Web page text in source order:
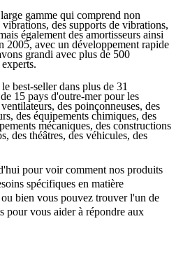
gamme qui comprend non
des supports de vibrations,
également des amortisseurs ainsi
2005, avec un développement rapide
grandi avec plus de 500
best-seller dans plus de 31
15 pays d'outre-mer pour les
des poinçonneuses, des
des équipements chimiques, des
mécaniques, des constructions
des théâtres, des véhicules, des
pour voir comment nos produits
spécifiques en matière
bien vous pouvez trouver l'un de
pour vous aider à répondre aux